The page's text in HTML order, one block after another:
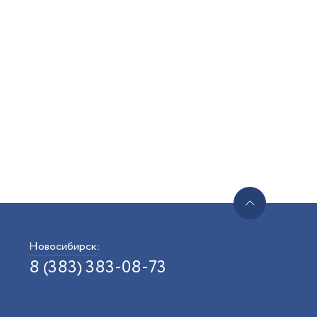
Новосибирск:
8 (383) 383-08-73